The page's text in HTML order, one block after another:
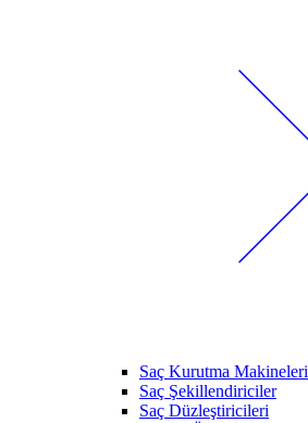
Saç Kurutma Makineleri
Saç Şekillendiriciler
Saç Düzleştiricileri